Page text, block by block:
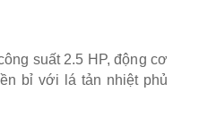
suất 2.5 HP, động cơ
bỉ với lá tản nhiệt phủ